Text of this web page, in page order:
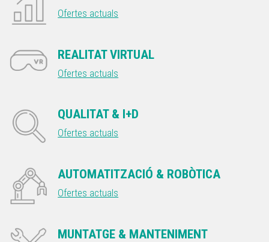
Ofertes actuals
REALITAT VIRTUAL
Ofertes actuals
QUALITAT & I+D
Ofertes actuals
AUTOMATITZACIÓ & ROBÒTICA
Ofertes actuals
MUNTATGE & MANTENIMENT